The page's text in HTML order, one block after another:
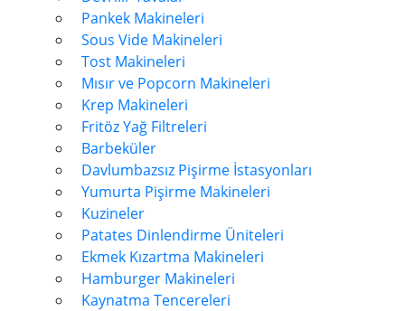
Pankek Makineleri
Sous Vide Makineleri
Tost Makineleri
Mısır ve Popcorn Makineleri
Krep Makineleri
Fritöz Yağ Filtreleri
Barbeküler
Davlumbazsız Pişirme İstasyonları
Yumurta Pişirme Makineleri
Kuzineler
Patates Dinlendirme Üniteleri
Ekmek Kızartma Makineleri
Hamburger Makineleri
Kaynatma Tencereleri